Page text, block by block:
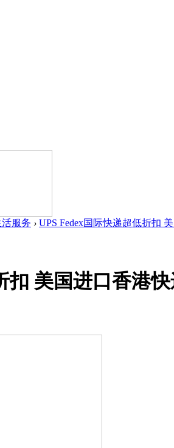
服务 › UPS Fedex国际快递超低折扣
扣 美国进口香港